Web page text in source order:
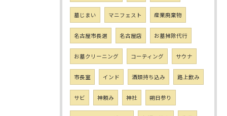
墓じまい マニフェスト 産業廃棄物
名古屋市長選 名古屋店 お墓掃除代行
お墓クリーニング コーティング サウナ
市長室 インド 酒類持ち込み 路上飲み
サビ 神頼み 神社 朔日参り